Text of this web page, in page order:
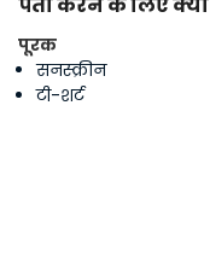
पूरक
सनस्क्रीन
टी-शर्ट